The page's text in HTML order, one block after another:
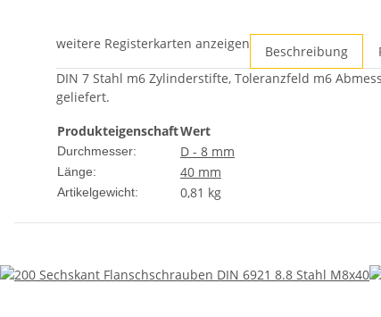
weitere Registerkarten anzeigen Beschreibung
DIN 7 Stahl m6 Zylinderstifte, Toleranzfeld m6
geliefert.
ProdukteigenschaftWert
Durchmesser: D - 8 mm
Länge: 40 mm
Artikelgewicht: 0,81 kg